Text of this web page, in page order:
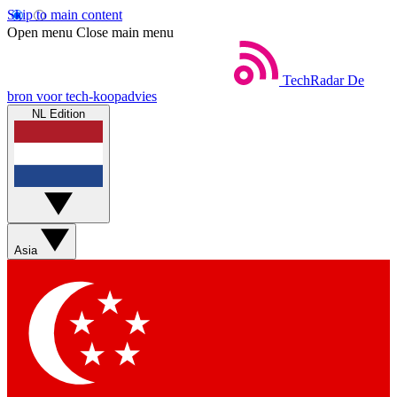
Skip to main content
Open menu Close main menu
TechRadar De
bron voor tech-koopadvies
NL Edition
Asia